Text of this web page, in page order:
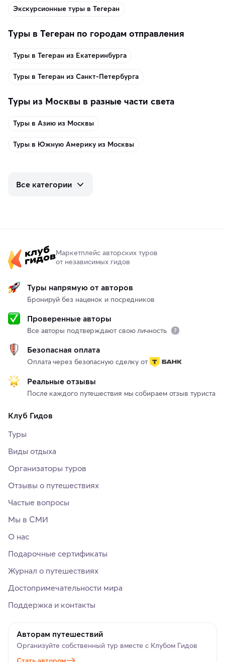
Экскурсионные туры в Тегеран
Туры в Тегеран по городам отправления
Туры в Тегеран из Екатеринбурга
Туры в Тегеран из Санкт-Петербурга
Туры из Москвы в разные части света
Туры в Азию из Москвы
Туры в Южную Америку из Москвы
Все категории
Маркетплейс авторских туров
от независимых гидов
Туры напрямую от авторов
Бронируй без наценок и посредников
Проверенные авторы
Все авторы подтверждают свою личность
Безопасная оплата
Оплата через безопасную сделку от
Реальные отзывы
После каждого путешествия мы собираем отзыв туриста
Клуб Гидов
Туры
Виды отдыха
Организаторы туров
Отзывы о путешествиях
Частые вопросы
Мы в СМИ
О нас
Подарочные сертификаты
Журнал о путешествиях
Достопримечательности мира
Поддержка и контакты
Авторам путешествий
Организуйте собственный тур вместе с Клубом Гидов